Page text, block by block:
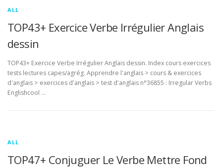
ALL
TOP43+ Exercice Verbe Irrégulier Anglais
dessin
TOP43+ Exercice Verbe Irrégulier Anglais dessin. Index cours exercices
tests lectures capes/agrég. Apprendre l'anglais > cours & exercices
d'anglais > exercices d'anglais > test d'anglais n°36855 : Irregular Verbs
Englishcool …
ALL
TOP47+ Conjuguer Le Verbe Mettre Fond